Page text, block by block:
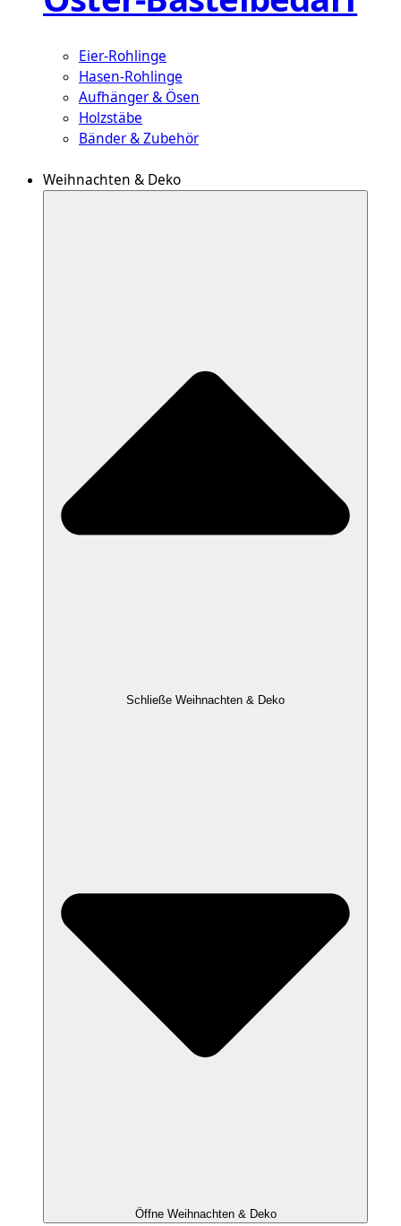
Eier-Rohlinge
Hasen-Rohlinge
Aufhänger & Ösen
Holzstäbe
Bänder & Zubehör
Weihnachten & Deko
Schließe Weihnachten & Deko
Öffne Weihnachten & Deko